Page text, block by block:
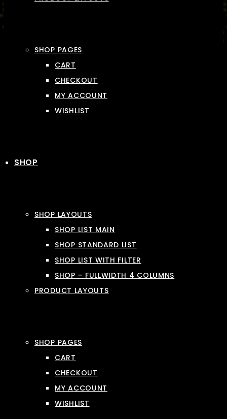
SHOP PAGES
CART
CHECKOUT
MY ACCOUNT
WISHLIST
SHOP
SHOP LAYOUTS
SHOP LIST MAIN
SHOP STANDARD LIST
SHOP LIST WITH FILTER
SHOP – FULLWIDTH 4 COLUMNS
PRODUCT LAYOUTS
SHOP PAGES
CART
CHECKOUT
MY ACCOUNT
WISHLIST